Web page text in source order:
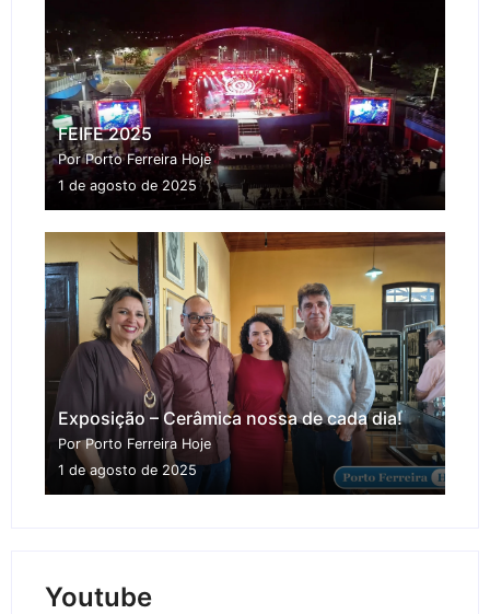
FEIFE 2025
Por Porto Ferreira Hoje
1 de agosto de 2025
Exposição – Cerâmica nossa de cada dia!
Por Porto Ferreira Hoje
1 de agosto de 2025
Youtube